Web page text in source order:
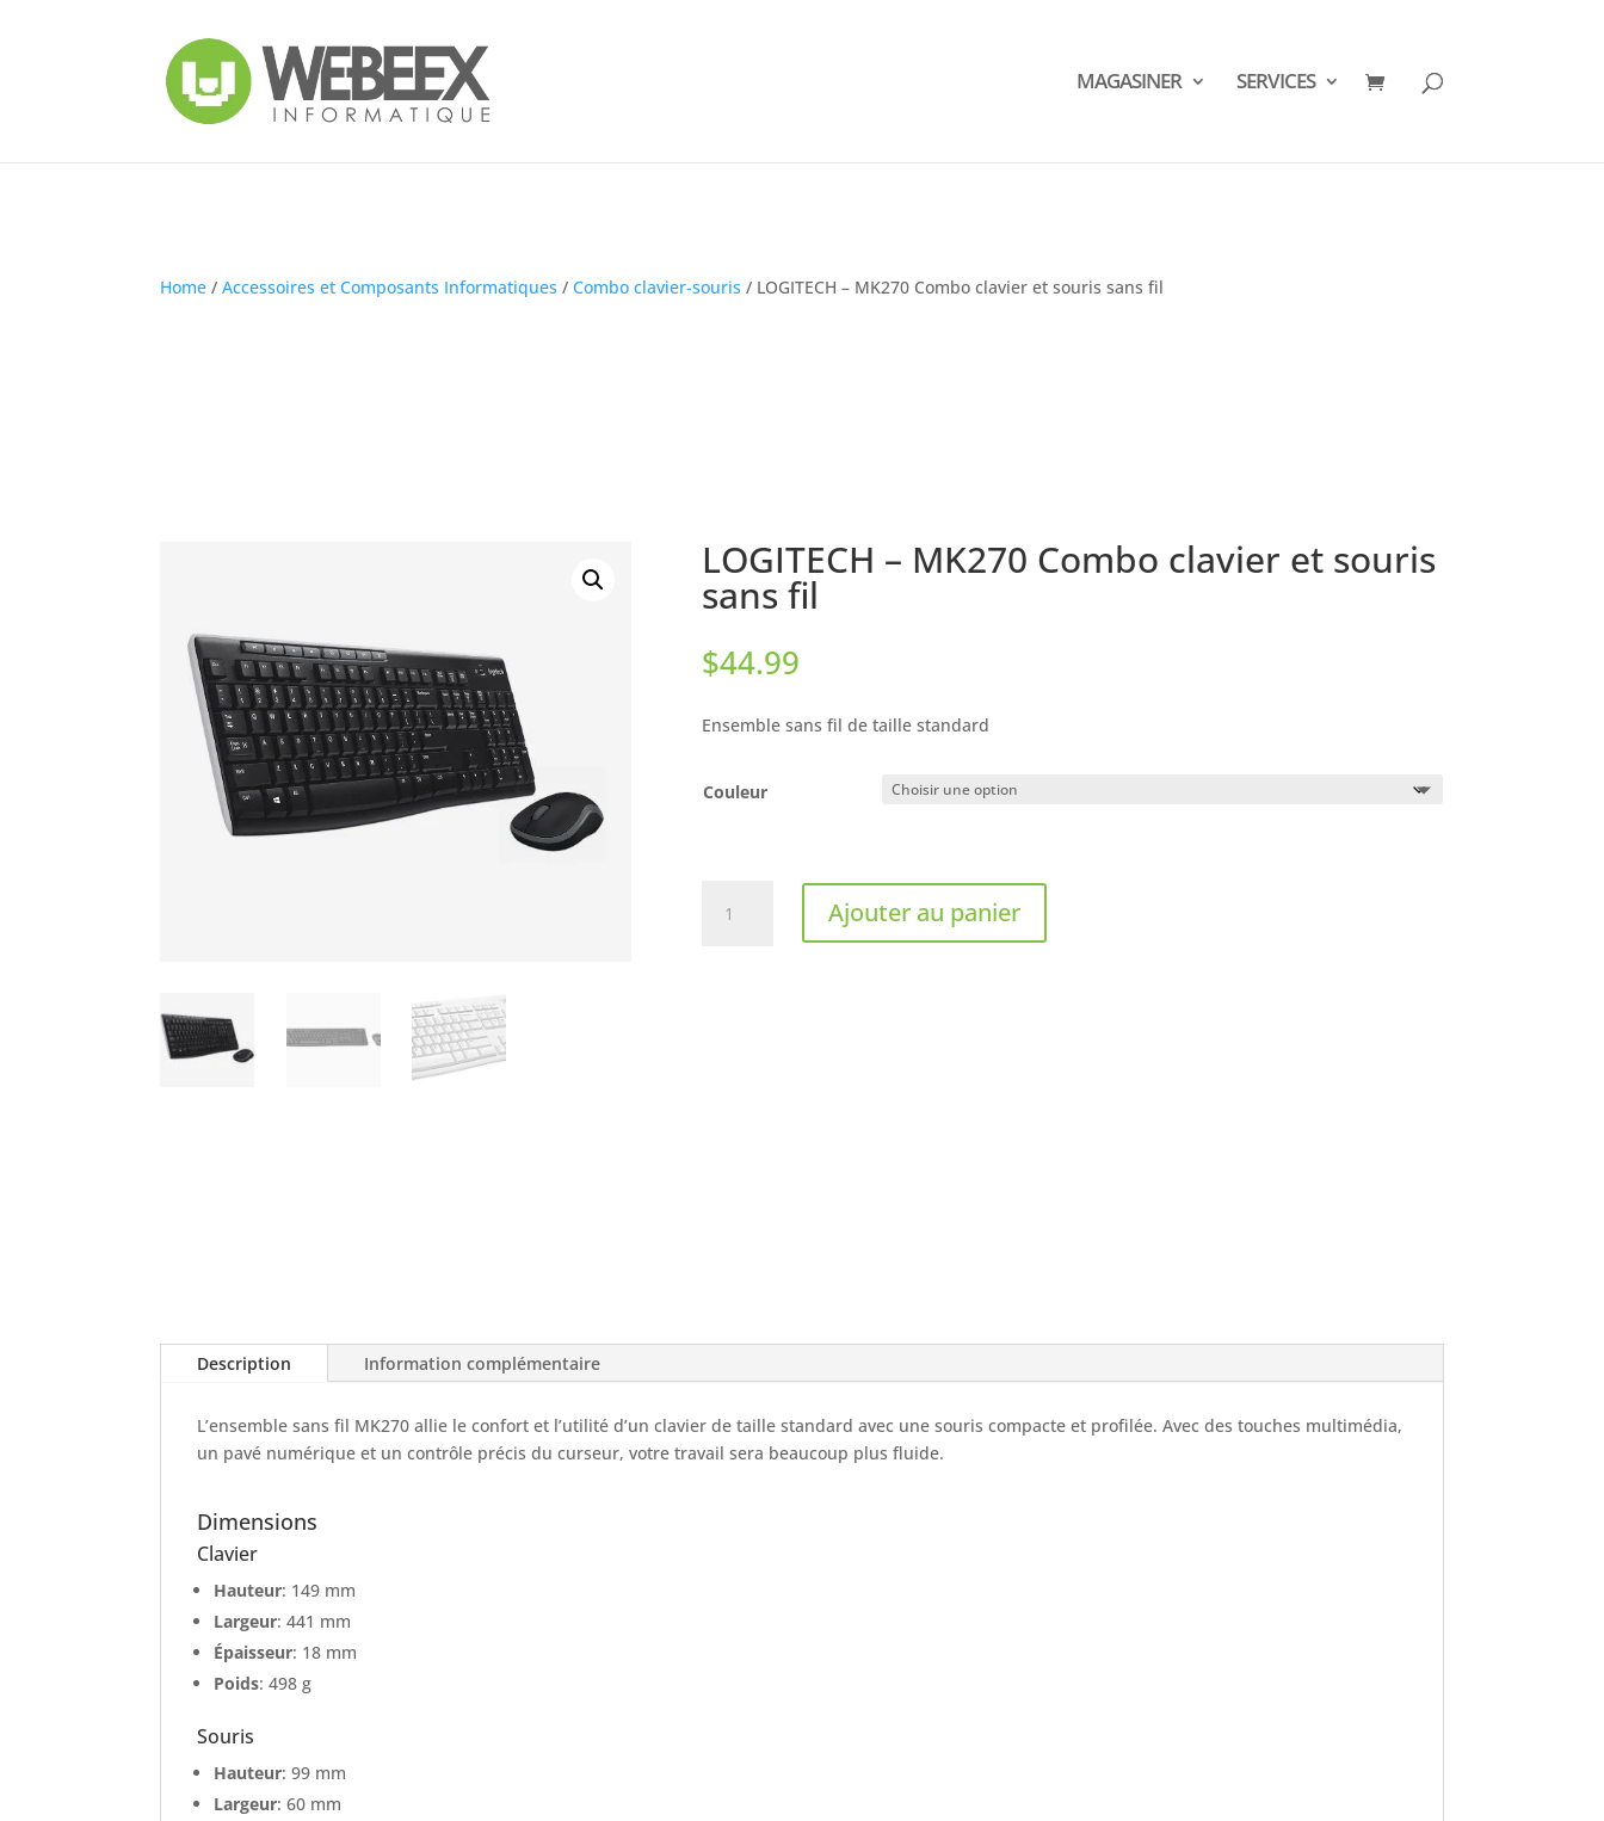
MAGASINER SERVICES
Home /Accessoires et Composants Informatiques /Combo clavier-souris / LOGITECH – MK270 Combo clavier et souris sans fil
LOGITECH – MK270 Combo clavier et souris
sans fil
$44.99
Ensemble sans fil de taille standard
Couleur
Ajouter au panier
Description Information complémentaire
L’ensemble sans fil MK270 allie le confort et l’utilité d’un clavier de taille standard avec une souris compacte et profilée. Avec des touches multimédia,
un pavé numérique et un contrôle précis du curseur, votre travail sera beaucoup plus fluide.
Dimensions
Clavier
Hauteur: 149 mm
Largeur: 441 mm
Épaisseur: 18 mm
Poids: 498 g
Souris
Hauteur: 99 mm
Largeur: 60 mm